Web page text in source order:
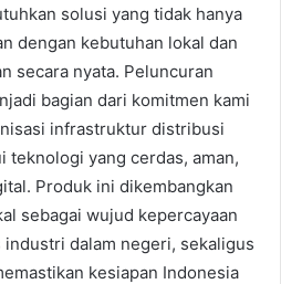
solusi yang tidak hanya
dengan kebutuhan lokal dan
secara nyata. Peluncuran
bagian dari komitmen kami
infrastruktur distribusi
teknologi yang cerdas, aman,
Produk ini dikembangkan
sebagai wujud kepercayaan
dalam negeri, sekaligus
kesiapan Indonesia